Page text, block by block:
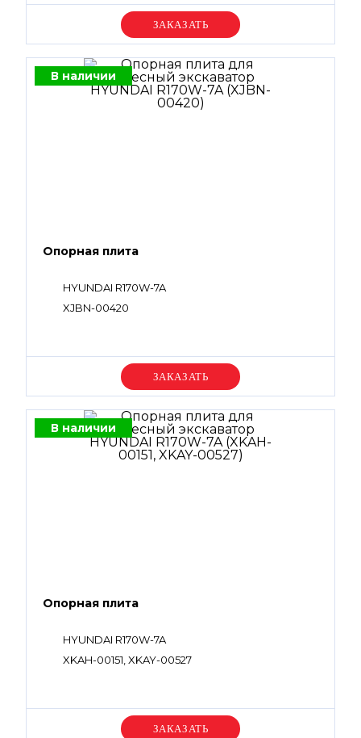
Уточняйте цену
В наличии
Опорная плита
HYUNDAI R170W-7A
XJBN-00420
Уточняйте цену
В наличии
Опорная плита
HYUNDAI R170W-7A
XKAH-00151, XKAY-00527
Уточняйте цену